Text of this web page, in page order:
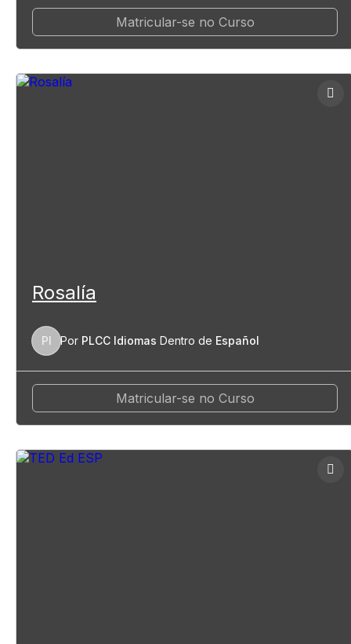
Matricular-se no Curso
Rosalía
PI Por PLCC Idiomas Dentro de Español
Matricular-se no Curso